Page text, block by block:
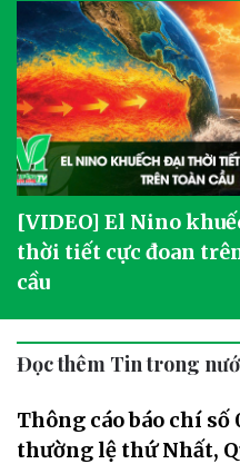
[VIDEO] El Nino
thời tiết cực đoan
cầu
Đọc thêm Tin trong
Thông cáo báo chí
thường lệ thứ Nhất,